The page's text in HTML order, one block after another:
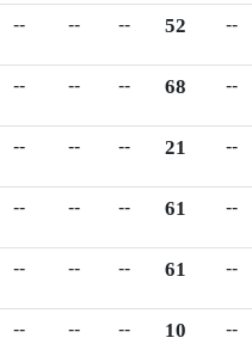
-- -- -- 52 --
-- -- -- 68 --
-- -- -- 21 --
-- -- -- 61 --
-- -- -- 61 --
-- -- -- 10 --